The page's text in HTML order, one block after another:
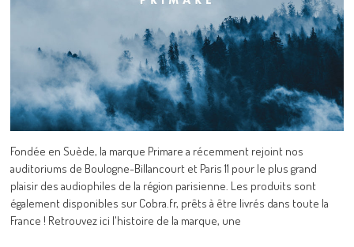
Fondée en Suède, la marque Primare a récemment rejoint nos
auditoriums de Boulogne-Billancourt et Paris 11 pour le plus grand
plaisir des audiophiles de la région parisienne. Les produits sont
également disponibles sur Cobra.fr, prêts à être livrés dans toute la
France ! Retrouvez ici l'histoire de la marque, une